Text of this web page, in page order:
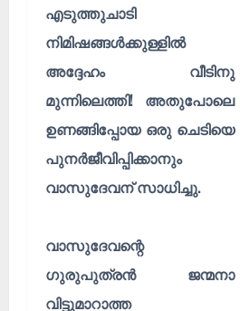
എടുത്തുചാടി
നിമിഷങ്ങൾക്കുള്ളിൽ
അദ്ദേഹം വീടിനു
മുന്നിലെത്തി! അതുപോലെ
ഉണങ്ങിപ്പോയ ഒരു ചെടിയെ
പുനർജീവിപ്പിക്കാനും
വാസുദേവന് സാധിച്ചു.
വാസുദേവന്റെ
ഗുരുപുത്രൻ ജന്മനാ
വിട്ടുമാറാത്ത